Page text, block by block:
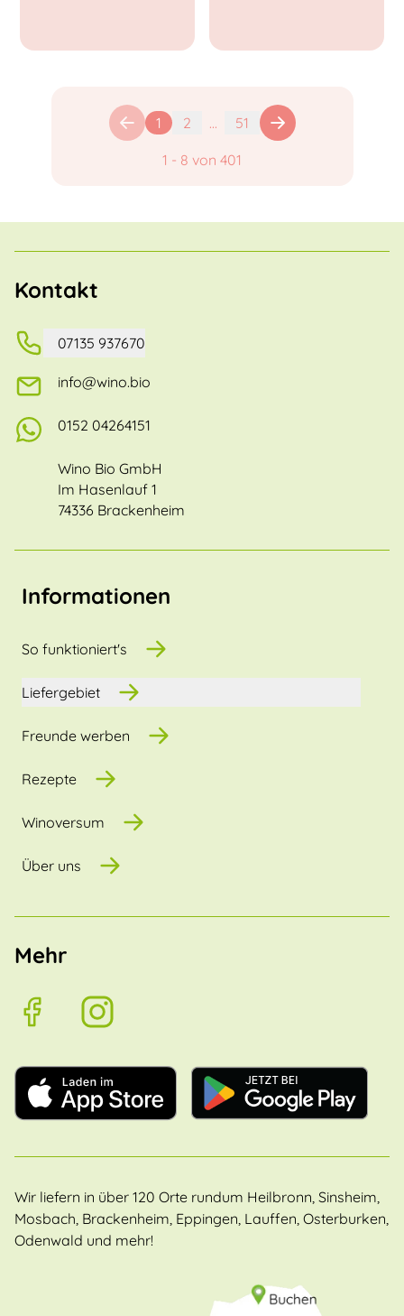
1 2 ... 51
1 - 8 von 401
Kontakt
07135 937670
info@wino.bio
0152 04264151
Wino Bio GmbH
Im Hasenlauf 1
74336 Brackenheim
Informationen
So funktioniert's
Liefergebiet
Freunde werben
Rezepte
Winoversum
Über uns
Mehr
Wir liefern in über 120 Orte rundum Heilbronn, Sinsheim,
Mosbach, Brackenheim, Eppingen, Lauffen, Osterburken,
Odenwald und mehr!